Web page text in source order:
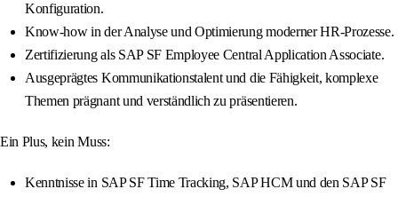
Konfiguration.
Know-how in der Analyse und Optimierung moderner HR-Prozesse.
Zertifizierung als SAP SF Employee Central Application Associate.
Ausgeprägtes Kommunikationstalent und die Fähigkeit, komplexe
Themen prägnant und verständlich zu präsentieren.
Ein Plus, kein Muss:
Kenntnisse in SAP SF Time Tracking, SAP HCM und den SAP SF